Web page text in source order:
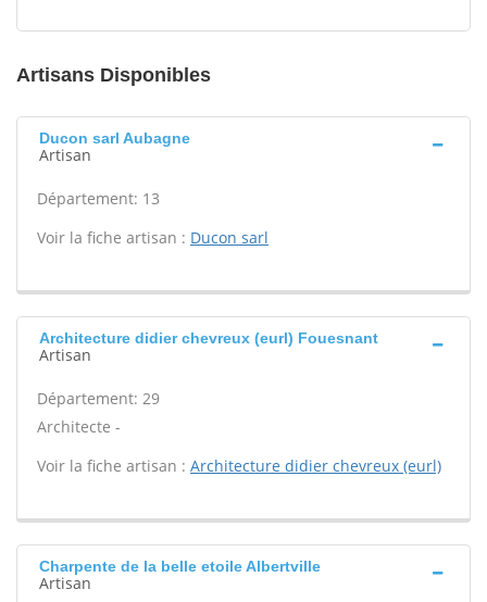
Artisans Disponibles
Ducon sarl Aubagne
Artisan
Département: 13
Voir la fiche artisan : Ducon sarl
Architecture didier chevreux (eurl) Fouesnant
Artisan
Département: 29
Architecte -
Voir la fiche artisan : Architecture didier chevreux (eurl)
Charpente de la belle etoile Albertville
Artisan